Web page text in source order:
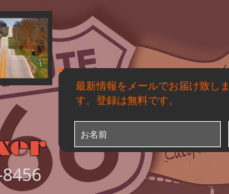
最新情報をメールでお届け致しま
す。登録は無料です。